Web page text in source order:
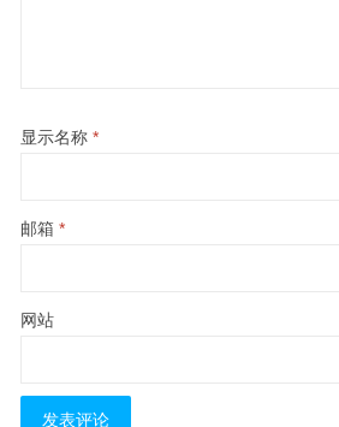
显示名称 *
邮箱 *
网站